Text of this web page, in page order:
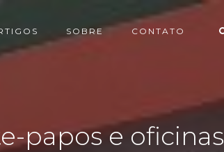
SOBRE CONTATO
papos e oficinas